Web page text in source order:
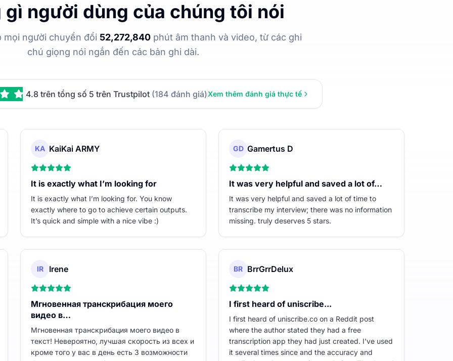
gì người dùng của chúng tôi nói
mọi người chuyển đổi 52,272,840phút âm thanh và video, từ các ghi
chú giọng nói ngắn đến các bản ghi dài.
4.8 trên tổng số 5 trên Trustpilot (184 đánh giá)Xem thêm đánh giá thực tế
KA KaiKai ARMY
It is exactly what I’m looking for
It is exactly what I’m looking for. You know
exactly where to go to achieve certain outputs.
It’s quick and simple with a nice vibe :)
GD Gamertus D
It was very helpful and saved a lot of…
It was very helpful and saved a lot of time to
transcribe my interview; there was no information
missing. truly deserves 5 stars.
IR Irene
Мгновенная транскрибация моего
видео в…
Мгновенная транскрибация моего видео в
текст! Невероятно, лучшая скорость из всех и
кроме того у вас в день есть 3 возможности
BR BrrGrrDelux
I first heard of uniscribe...
I first heard of uniscribe.co on a Reddit post
where the author stated they had a free
transcription app they had just created. I've used
it several times since and the accuracy and